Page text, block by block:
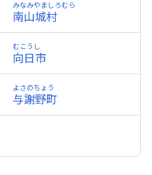
南山城村
みなみやましろむら
向日市
むこうし
与謝野町
よさのちょう